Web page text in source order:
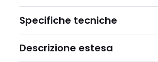
Specifiche tecniche
Descrizione estesa